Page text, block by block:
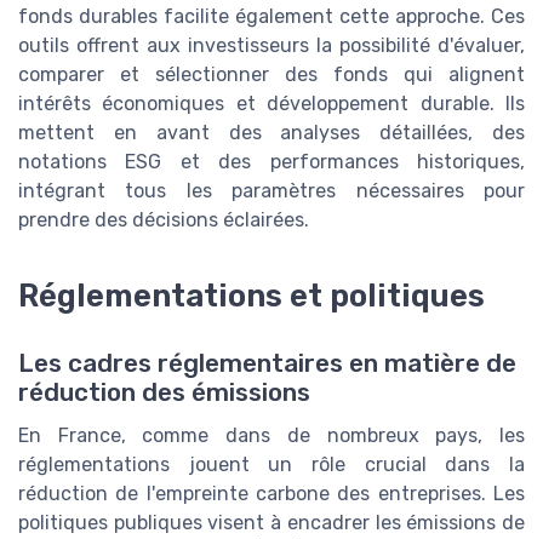
fonds durables facilite également cette approche. Ces
outils offrent aux investisseurs la possibilité d'évaluer,
comparer et sélectionner des fonds qui alignent
intérêts économiques et développement durable. Ils
mettent en avant des analyses détaillées, des
notations ESG et des performances historiques,
intégrant tous les paramètres nécessaires pour
prendre des décisions éclairées.
Réglementations et politiques
Les cadres réglementaires en matière de
réduction des émissions
En France, comme dans de nombreux pays, les
réglementations jouent un rôle crucial dans la
réduction de l'empreinte carbone des entreprises. Les
politiques publiques visent à encadrer les émissions de